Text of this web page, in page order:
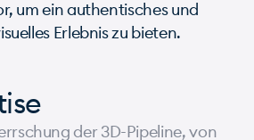
um ein authentisches und
Erlebnis zu bieten.
der 3D-Pipeline, von